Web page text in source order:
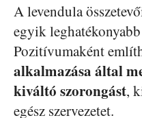
A levendula
egyik
Pozitívumaként
alkalmazása által
kiváltó szorongást,
egész szervezetet.